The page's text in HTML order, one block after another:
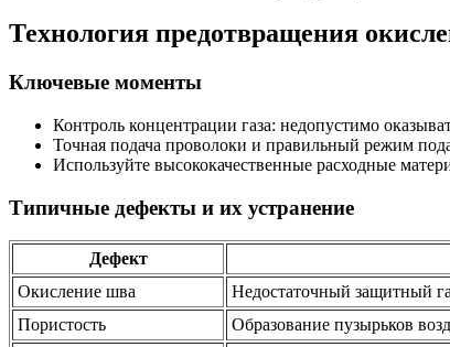
Технология предотвращения
Ключевые моменты
Контроль концентрации газа: недопустимо
Точная подача проволоки и правильный режим
Используйте высококачественные расходные
Типичные дефекты и их устранение
Дефект
Окисление шва
Недостаточный защитный
Пористость
Образование пузырьков